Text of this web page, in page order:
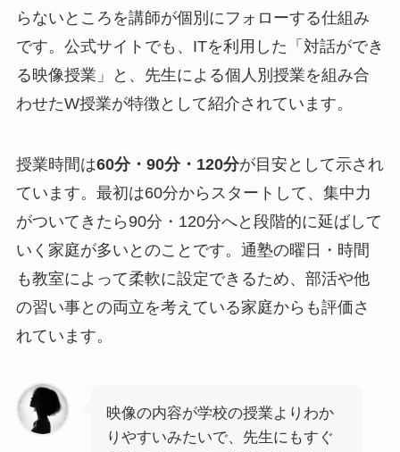
らないところを講師が個別にフォローする仕組み
です。公式サイトでも、ITを利用した「対話ができ
る映像授業」と、先生による個人別授業を組み合
わせたW授業が特徴として紹介されています。
授業時間は60分・90分・120分が目安として示され
ています。最初は60分からスタートして、集中力
がついてきたら90分・120分へと段階的に延ばして
いく家庭が多いとのことです。通塾の曜日・時間
も教室によって柔軟に設定できるため、部活や他
の習い事との両立を考えている家庭からも評価さ
れています。
映像の内容が学校の授業よりわか
りやすいみたいで、先生にもすぐ